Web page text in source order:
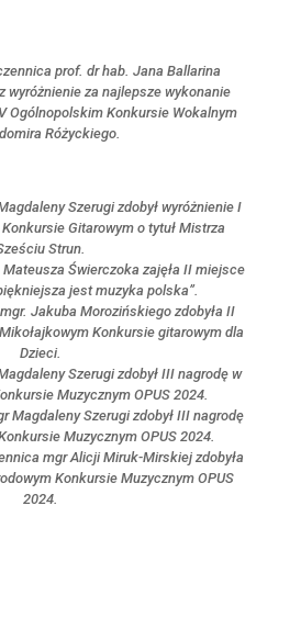
prof. dr hab. Jana Ballarina
wyróżnienie za najlepsze wykonanie
Ogólnopolskim Konkursie Wokalnym
Różyckiego.
Szerugi zdobył wyróżnienie I
Gitarowym o tytuł Mistrza
Strun.
Świerczoka zajęła II miejsce
jest muzyka polska”.
Jakuba Morozińskiego zdobyła II
Konkursie gitarowym dla
Dzieci.
Szerugi zdobył III nagrodę w
Muzycznym OPUS 2024.
Magdaleny Szerugi zdobył III nagrodę
Muzycznym OPUS 2024.
mgr Alicji Miruk-Mirskiej zdobyła
Konkursie Muzycznym OPUS
2024.